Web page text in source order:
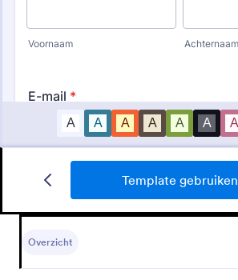
Template gebruiken
Overzicht
Beveiligd Drukwerk Pgn
hulpmiddel toegevoegd.